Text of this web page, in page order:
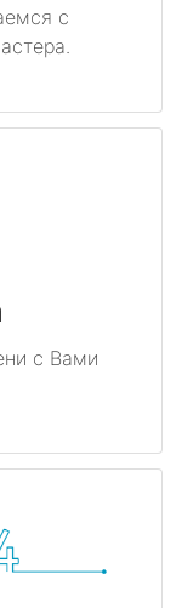
с
с Вами